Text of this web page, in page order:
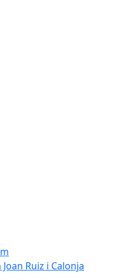
Ruiz i Calonja
Ruiz i Calonja